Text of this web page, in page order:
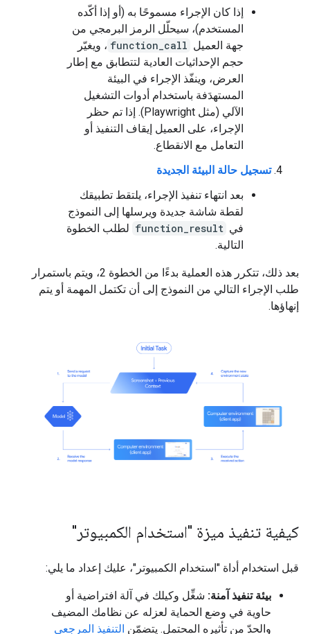
إذا كان الإجراء مسموحًا به (أو إذا أكّده
المستخدم)، سيحلّل الرمز البرمجي من
جهة العميل function_call ، ويغيّر
حجم الإحداثيات العادية لتتطابق مع إطار
العرض، وينفّذ الإجراء في البيئة
المستهدَفة باستخدام أدوات التشغيل
الآلي (مثل Playwright). إذا تم حظر
الإجراء، على العميل إيقاف التنفيذ أو
التعامل مع الانقطاع.
تسجيل حالة البيئة الجديدة
بعد انتهاء تنفيذ الإجراء، يلتقط تطبيقك
لقطة شاشة جديدة ويرسلها إلى النموذج
في function_result لطلب الخطوة
التالية.
بعد ذلك، تتكرر هذه العملية بدءًا من الخطوة 2، ويتم باستمرار
طلب الإجراء التالي من النموذج إلى أن تكتمل المهمة أو يتم
إنهاؤها.
كيفية تنفيذ ميزة "استخدام الكمبيوتر"
قبل استخدام أداة "استخدام الكمبيوتر"، عليك إعداد ما يلي:
بيئة تنفيذ آمنة: شغِّل وكيلك في آلة افتراضية أو
حاوية في وضع الحماية لعزله عن نظامك المضيف
والحدّ من تأثيره المحتمل. يتضمّن التنفيذ المرجعي